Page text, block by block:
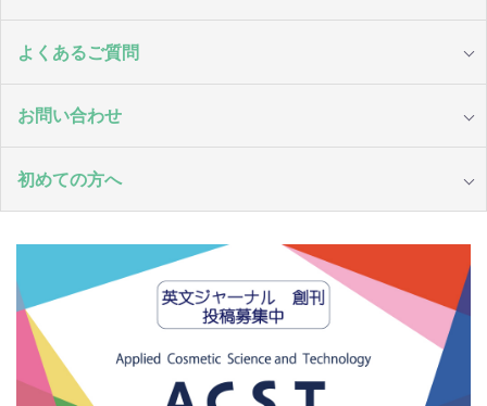
よくあるご質問
お問い合わせ
初めての方へ